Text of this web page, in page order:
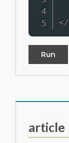
</
Run
article